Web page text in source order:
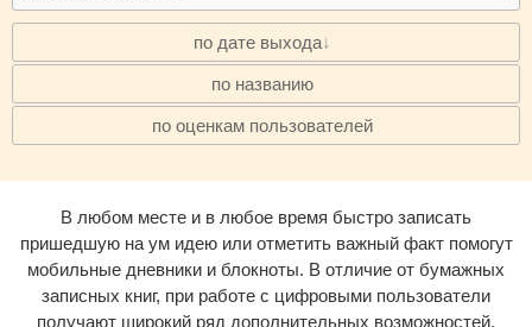
по дате выхода
· по названию
· по оценкам пользователей
В любом месте и в любое время быстро записать
пришедшую на ум идею или отметить важный факт помогут
мобильные дневники и блокноты. В отличие от бумажных
записных книг, при работе с цифровыми пользователи
получают широкий ряд дополнительных возможностей,